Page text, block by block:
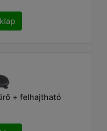
+ felhajtható